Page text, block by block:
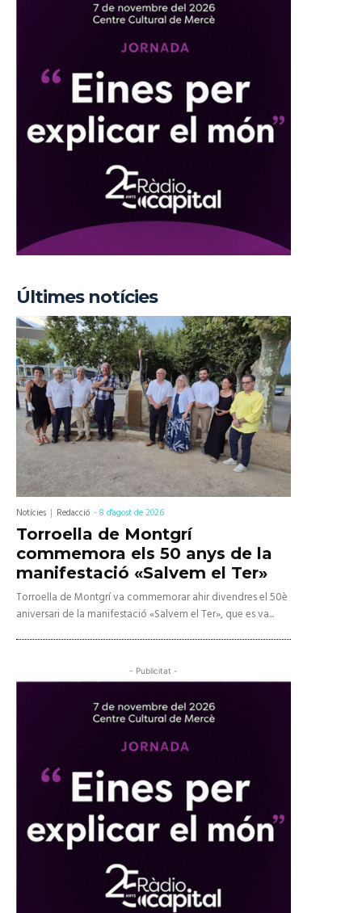
Últimes notícies
Notícies Redacció -8 d'agost de 2026
Torroella de Montgrí
commemora els 50 anys de la
manifestació «Salvem el Ter»
Torroella de Montgrí va commemorar ahir divendres el 50è
aniversari de la manifestació «Salvem el Ter», que es va...
- Publicitat -